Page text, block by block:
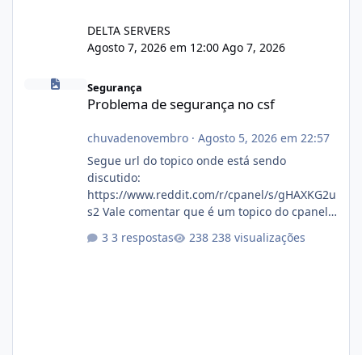
DELTA SERVERS
Agosto 7, 2026 em 12:00 Ago 7, 2026
Problema de segurança no csf
Segurança
Problema de segurança no csf
chuvadenovembro· Agosto 5, 2026 em 22:57
Segue url do topico onde está sendo
discutido:
https://www.reddit.com/r/cpanel/s/gHAXKG2u
s2 Vale comentar que é um topico do cpanel...
3 respostas 238 visualizações